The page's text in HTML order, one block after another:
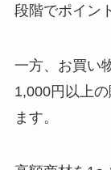
段階でポイン
一方、お買い
1,000円以上
ます。